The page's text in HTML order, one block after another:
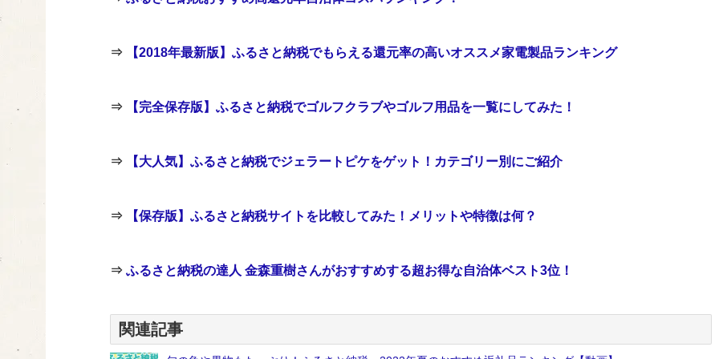
⇒ 【2018年最新版】ふるさと納税でもらえる還元率の高いオススメ家電製品ランキング
⇒ 【完全保存版】ふるさと納税でゴルフクラブやゴルフ用品を一覧にしてみた！
⇒ 【大人気】ふるさと納税でジェラートピケをゲット！カテゴリー別にご紹介
⇒ 【保存版】ふるさと納税サイトを比較してみた！メリットや特徴は何？
⇒ ふるさと納税の達人 金森重樹さんがおすすめする超お得な自治体ベスト3位！
関連記事